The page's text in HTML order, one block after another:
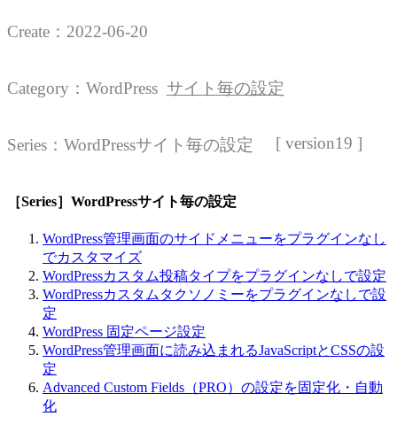
Create： 2022-06-20
Category： WordPress サイト毎の設定
Series： WordPressサイト毎の設定 [ version19 ]
［Series］WordPressサイト毎の設定
WordPress管理画面のサイドメニューをプラグインなし
でカスタマイズ
WordPressカスタム投稿タイプをプラグインなしで設定
WordPressカスタムタクソノミーをプラグインなしで設
定
WordPress 固定ページ設定
WordPress管理画面に読み込まれるJavaScriptとCSSの設
定
Advanced Custom Fields（PRO）の設定を固定化・自動
化